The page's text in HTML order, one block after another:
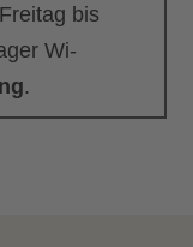
bis
Wi-
.